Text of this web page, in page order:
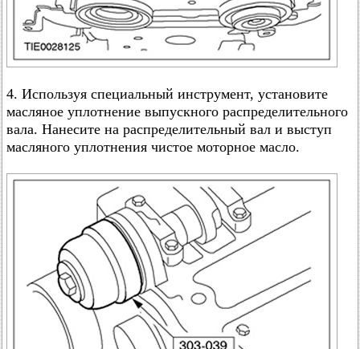
4. Используя специальный инструмент, установите
масляное уплотнение выпускного распределительного
вала. Нанесите на распределительный вал и выступ
масляного уплотнения чистое моторное масло.